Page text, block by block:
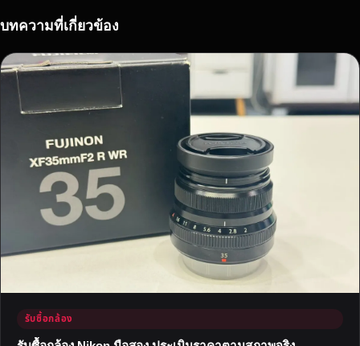
ง
ด
เ
มิ
น
อ
อ
น
ไ
น
1
บทความที่เกี่ยวข้อง
รับซื้อกล้อง